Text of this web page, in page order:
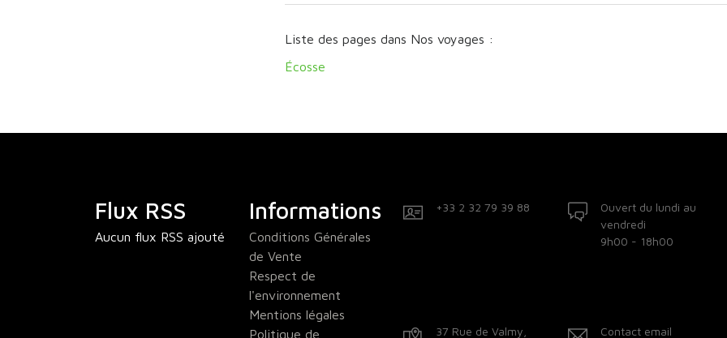
Liste des pages dans Nos voyages :
Écosse
Flux RSS
Aucun flux RSS ajouté
Informations
Conditions Générales
de Vente
Respect de
l'environnement
Mentions légales
Politique de
+33 2 32 79 39 88
Ouvert du lundi au
vendredi
9h00 - 18h00
37 Rue de Valmy, Contact email